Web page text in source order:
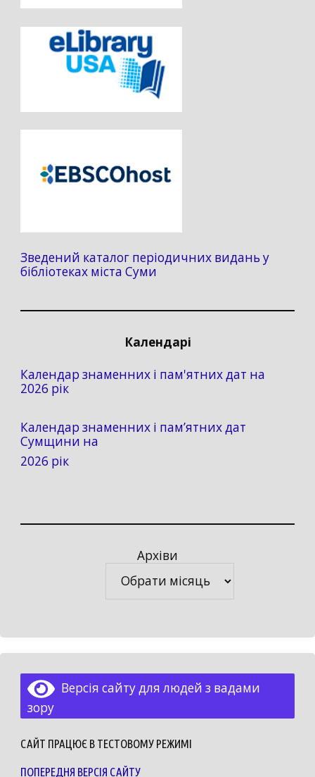
Зведений каталог періодичних видань у
бібліотеках міста Суми
Календарі
Календар знаменних і пам'ятних дат на
2026 рік
Календар знаменних і пам’ятних дат
Сумщини на
2026 рік
Архіви
Версія сайту для людей з вадами
зору
САЙТ ПРАЦЮЄ В ТЕСТОВОМУ РЕЖИМІ
ПОПЕРЕДНЯ ВЕРСІЯ САЙТУ